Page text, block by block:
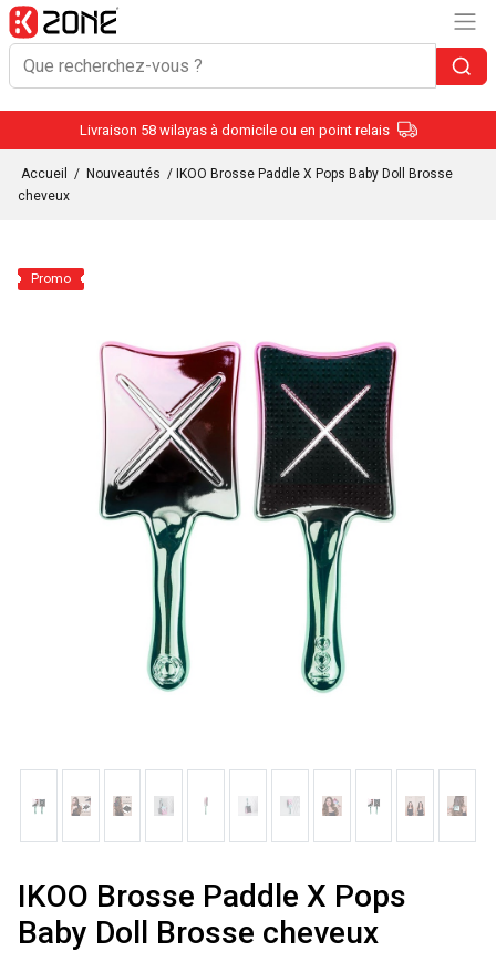
Livraison 58 wilayas à domicile ou en point relais
Accueil / Nouveautés / IKOO Brosse Paddle X Pops Baby Doll Brosse
cheveux
Promo
IKOO Brosse Paddle X Pops
Baby Doll Brosse cheveux